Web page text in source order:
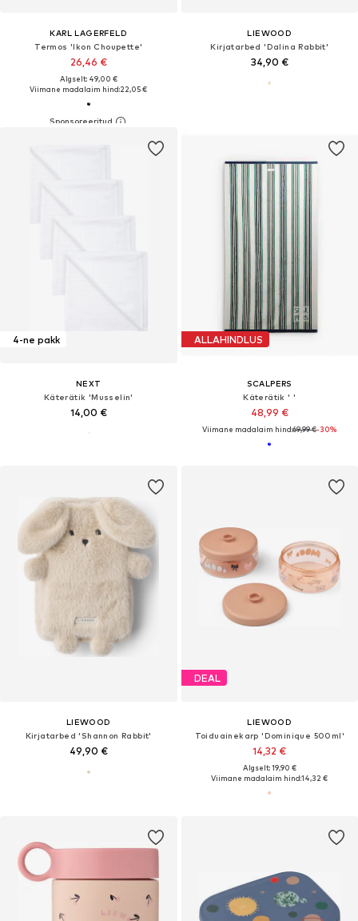
KARL LAGERFELD
Termos 'Ikon Choupette'
26,46 €
Algselt: 49,00 €
Viimane madalaim hind:22,05 €
LIEWOOD
Kirjatarbed 'Dalina Rabbit'
34,90 €
4-ne pakk
NEXT
Käterätik 'Musselin'
14,00 €
ALLAHINDLUS
SCALPERS
Käterätik ' '
48,99 €
Viimane madalaim hind:69,99 €-30%
LIEWOOD
Kirjatarbed 'Shannon Rabbit'
49,90 €
DEAL
LIEWOOD
Toiduainekarp 'Dominique 500ml'
14,32 €
Algselt: 19,90 €
Viimane madalaim hind:14,32 €